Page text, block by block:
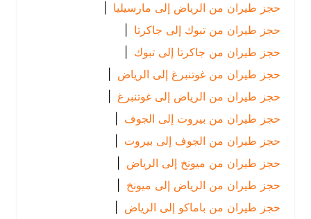
حجز طيران من الرياض إلى مارسيليا |
حجز طيران من تبوك إلى جاكرتا
|
حجز طيران من جاكرتا إلى تبوك
|
حجز طيران من غوتنبرغ إلى الرياض
|
حجز طيران من الرياض إلى غوتنبرغ |
حجز طيران من بيروت إلى الجوف |
حجز طيران من الجوف إلى بيروت
|
حجز طيران من ميونخ إلى الرياض
|
حجز طيران من الرياض إلى ميونخ |
حجز طيران من باماكو إلى الرياض
|